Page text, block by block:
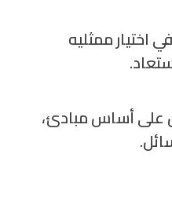
ممثليه
على أساس مبادئ،